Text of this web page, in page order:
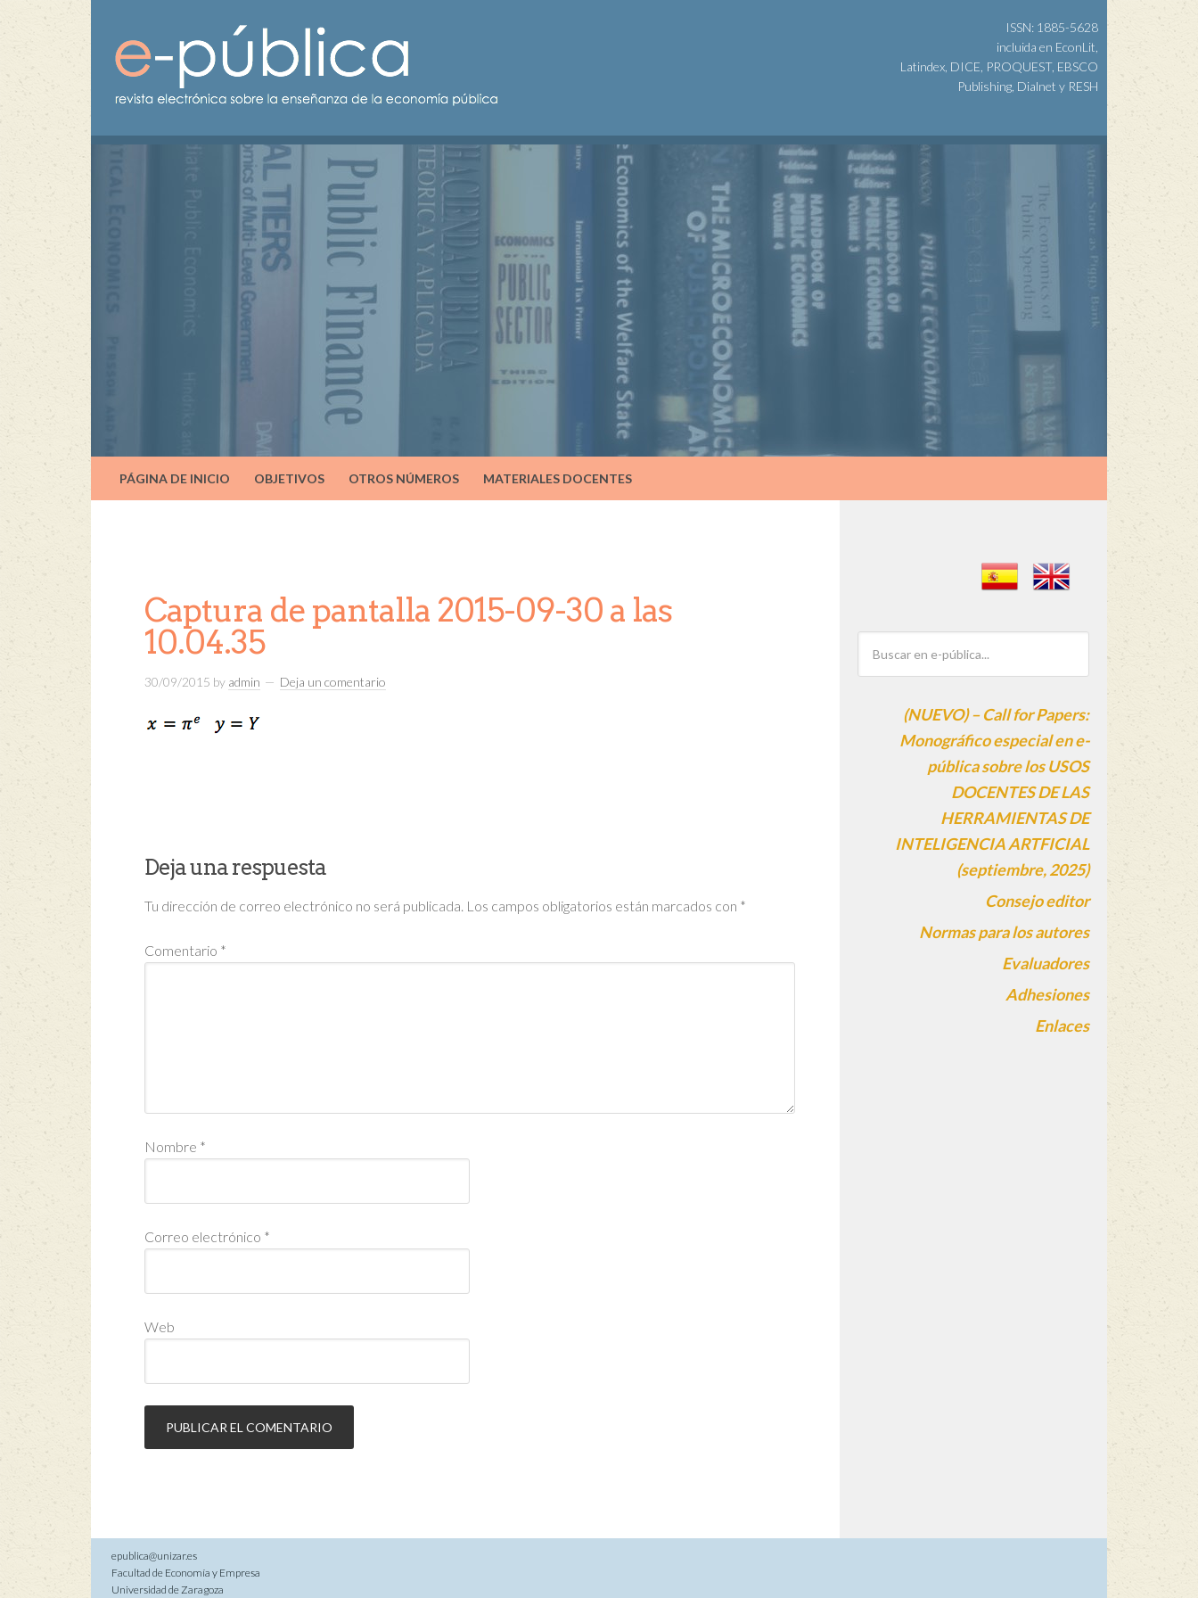
ISSN: 1885-5628
incluida en EconLit,
Latindex, DICE, PROQUEST, EBSCO
Publishing, Dialnet y RESH
PÁGINA DE INICIO OBJETIVOS OTROS NÚMEROS MATERIALES DOCENTES
Captura de pantalla 2015-09-30 a las
10.04.35
30/09/2015 by admin Deja un comentario
Deja una respuesta
Tu dirección de correo electrónico no será publicada. Los campos obligatorios están marcados con *
Comentario *
Nombre *
Correo electrónico *
Web
(NUEVO) – Call for Papers:
Monográfico especial en e-
pública sobre los USOS
DOCENTES DE LAS
HERRAMIENTAS DE
INTELIGENCIA ARTFICIAL
(septiembre, 2025)
Consejo editor
Normas para los autores
Evaluadores
Adhesiones
Enlaces
epublica@unizar.es
Facultad de Economía y Empresa
Universidad de Zaragoza